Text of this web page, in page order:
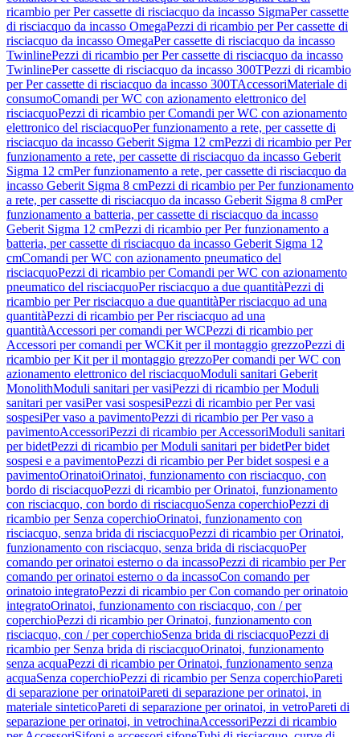
ricambio per Per cassette di risciacquo da incasso SigmaPer cassette
di risciacquo da incasso OmegaPezzi di ricambio per Per cassette di
risciacquo da incasso OmegaPer cassette di risciacquo da incasso
TwinlinePezzi di ricambio per Per cassette di risciacquo da incasso
TwinlinePer cassette di risciacquo da incasso 300TPezzi di ricambio
per Per cassette di risciacquo da incasso 300TAccessoriMateriale di
consumoComandi per WC con azionamento elettronico del
risciacquoPezzi di ricambio per Comandi per WC con azionamento
elettronico del risciacquoPer funzionamento a rete, per cassette di
risciacquo da incasso Geberit Sigma 12 cmPezzi di ricambio per Per
funzionamento a rete, per cassette di risciacquo da incasso Geberit
Sigma 12 cmPer funzionamento a rete, per cassette di risciacquo da
incasso Geberit Sigma 8 cmPezzi di ricambio per Per funzionamento
a rete, per cassette di risciacquo da incasso Geberit Sigma 8 cmPer
funzionamento a batteria, per cassette di risciacquo da incasso
Geberit Sigma 12 cmPezzi di ricambio per Per funzionamento a
batteria, per cassette di risciacquo da incasso Geberit Sigma 12
cmComandi per WC con azionamento pneumatico del
risciacquoPezzi di ricambio per Comandi per WC con azionamento
pneumatico del risciacquoPer risciacquo a due quantitàPezzi di
ricambio per Per risciacquo a due quantitàPer risciacquo ad una
quantitàPezzi di ricambio per Per risciacquo ad una
quantitàAccessori per comandi per WCPezzi di ricambio per
Accessori per comandi per WCKit per il montaggio grezzoPezzi di
ricambio per Kit per il montaggio grezzoPer comandi per WC con
azionamento elettronico del risciacquoModuli sanitari Geberit
MonolithModuli sanitari per vasiPezzi di ricambio per Moduli
sanitari per vasiPer vasi sospesiPezzi di ricambio per Per vasi
sospesiPer vaso a pavimentoPezzi di ricambio per Per vaso a
pavimentoAccessoriPezzi di ricambio per AccessoriModuli sanitari
per bidetPezzi di ricambio per Moduli sanitari per bidetPer bidet
sospesi e a pavimentoPezzi di ricambio per Per bidet sospesi e a
pavimentoOrinatoiOrinatoi, funzionamento con risciacquo, con
bordo di risciacquoPezzi di ricambio per Orinatoi, funzionamento
con risciacquo, con bordo di risciacquoSenza coperchioPezzi di
ricambio per Senza coperchioOrinatoi, funzionamento con
risciacquo, senza brida di risciacquoPezzi di ricambio per Orinatoi,
funzionamento con risciacquo, senza brida di risciacquoPer
comando per orinatoi esterno o da incassoPezzi di ricambio per Per
comando per orinatoi esterno o da incassoCon comando per
orinatoio integratoPezzi di ricambio per Con comando per orinatoio
integratoOrinatoi, funzionamento con risciacquo, con / per
coperchioPezzi di ricambio per Orinatoi, funzionamento con
risciacquo, con / per coperchioSenza brida di risciacquoPezzi di
ricambio per Senza brida di risciacquoOrinatoi, funzionamento
senza acquaPezzi di ricambio per Orinatoi, funzionamento senza
acquaSenza coperchioPezzi di ricambio per Senza coperchioPareti
di separazione per orinatoiPareti di separazione per orinatoi, in
materiale sinteticoPareti di separazione per orinatoi, in vetroPareti di
separazione per orinatoi, in vetrochinaAccessoriPezzi di ricambio